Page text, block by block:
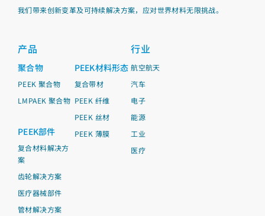
我们带来创新变革及可持续解决方案，应对世界材料无限挑战。
产品
聚合物
PEEK 聚合物
LMPAEK 聚合物
PEEK部件
复合材料解决方
案
齿轮解决方案
医疗器械部件
管材解决方案
PEEK材料形态
复合带材
PEEK 纤维
PEEK 丝材
PEEK 薄膜
行业
航空航天
汽车
电子
能源
工业
医疗